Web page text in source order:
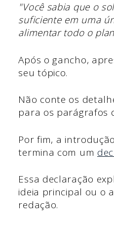
"Você sabia que o
suficiente em uma
alimentar todo o
Após o gancho,
seu tópico.
Não conte os
para os parágrafos
Por fim, a
termina com um
Essa declaração
ideia principal ou o
redação.